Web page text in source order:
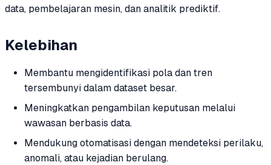
data, pembelajaran mesin, dan analitik prediktif.
Kelebihan
Membantu mengidentifikasi pola dan tren
tersembunyi dalam dataset besar.
Meningkatkan pengambilan keputusan melalui
wawasan berbasis data.
Mendukung otomatisasi dengan mendeteksi perilaku,
anomali, atau kejadian berulang.